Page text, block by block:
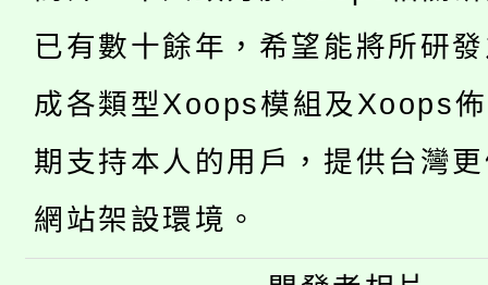
系所師生報名參加。
版
公告本校115學年度第
代理(課)教師甄選結果(
「2026金融保險知識
車」活動
桃園市115學年度學生
生本土語及新住民語歌
公告本校115學年度第
代理(課)教師甄選結果
公告本校115學年度第
已有數十餘年，希望能將所研
成各類型Xoops模組及Xoops
期支持本人的用戶，提供台灣
網站架設環境。